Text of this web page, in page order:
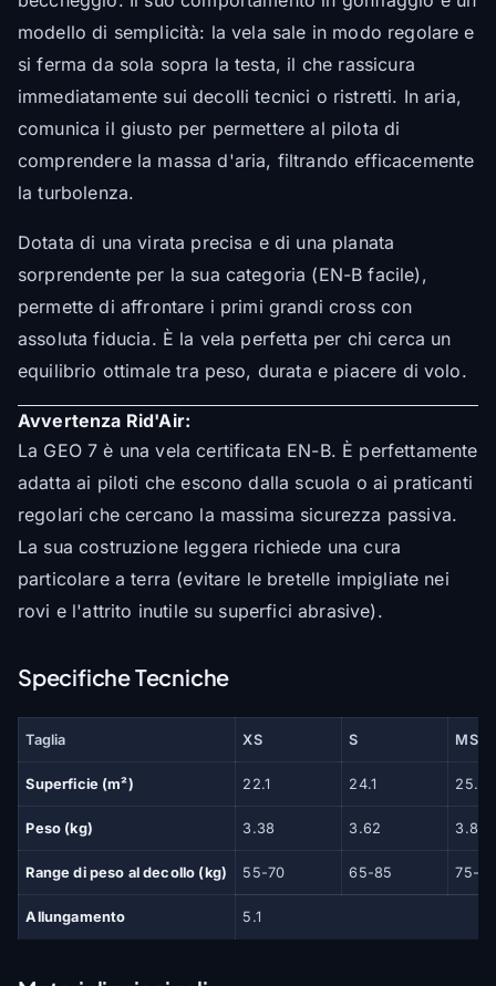
modello di semplicità: la vela sale in modo regolare e
si ferma da sola sopra la testa, il che rassicura
immediatamente sui decolli tecnici o ristretti. In aria,
comunica il giusto per permettere al pilota di
comprendere la massa d'aria, filtrando efficacemente
la turbolenza.
Dotata di una virata precisa e di una planata
sorprendente per la sua categoria (EN-B facile),
permette di affrontare i primi grandi cross con
assoluta fiducia. È la vela perfetta per chi cerca un
equilibrio ottimale tra peso, durata e piacere di volo.
Avvertenza Rid'Air:
La GEO 7 è una vela certificata EN-B. È perfettamente
adatta ai piloti che escono dalla scuola o ai praticanti
regolari che cercano la massima sicurezza passiva.
La sua costruzione leggera richiede una cura
particolare a terra (evitare le bretelle impigliate nei
rovi e l'attrito inutile su superfici abrasive).
Specifiche Tecniche
Taglia XS S MS
Superficie (m²) 22.1 24.1 25.8
Peso (kg) 3.38 3.62 3.84
Range di peso al decollo (kg) 55-70 65-85 75-
Allungamento 5.1